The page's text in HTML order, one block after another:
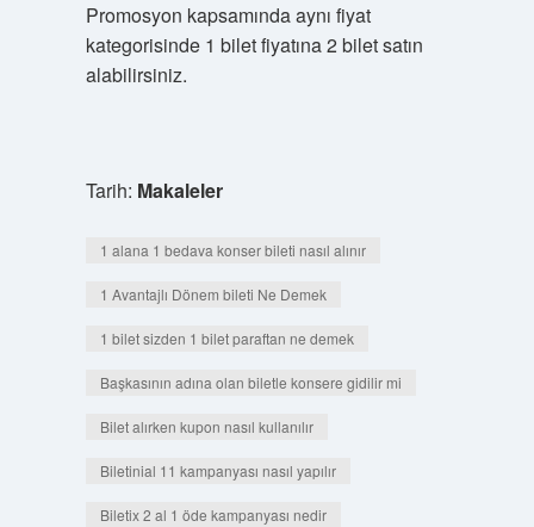
Promosyon kapsamında aynı fiyat
kategorisinde 1 bilet fiyatına 2 bilet satın
alabilirsiniz.
Tarih: Makaleler
1 alana 1 bedava konser bileti nasıl alınır
1 Avantajlı Dönem bileti Ne Demek
1 bilet sizden 1 bilet paraftan ne demek
Başkasının adına olan biletle konsere gidilir mi
Bilet alırken kupon nasıl kullanılır
Biletinial 11 kampanyası nasıl yapılır
Biletix 2 al 1 öde kampanyası nedir